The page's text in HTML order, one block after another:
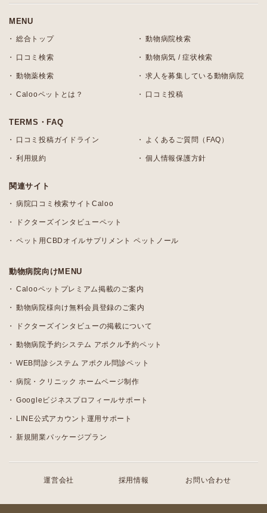
MENU
総合トップ 動物病院検索
口コミ検索 動物病気 / 症状検索
動物薬検索 求人を募集している動物病院
Calooペットとは？ 口コミ投稿
TERMS・FAQ
口コミ投稿ガイドライン よくあるご質問（FAQ）
利用規約 個人情報保護方針
関連サイト
病院口コミ検索サイトCaloo
ドクターズインタビューペット
ペット用CBDオイルサプリメント ペットノール
動物病院向けMENU
Calooペットプレミアム掲載のご案内
動物病院様向け無料会員登録のご案内
ドクターズインタビューの掲載について
動物病院予約システム アポクル予約ペット
WEB問診システム アポクル問診ペット
病院・クリニック ホームページ制作
Googleビジネスプロフィールサポート
LINE公式アカウント運用サポート
新規開業パッケージプラン
運営会社 採用情報 お問い合わせ